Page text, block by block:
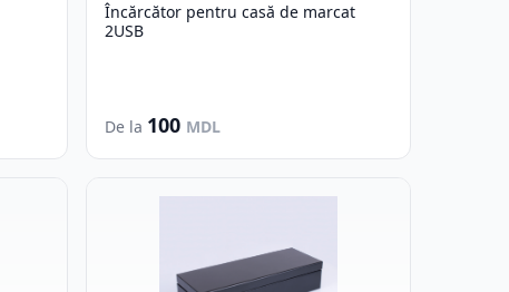
Încărcător pentru casă de marcat
2USB
De la 100 MDL